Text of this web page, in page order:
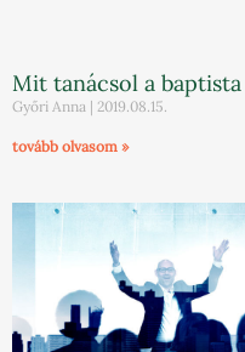
Mit tanácsol a
Győri Anna 2019.08.15.
tovább olvasom »